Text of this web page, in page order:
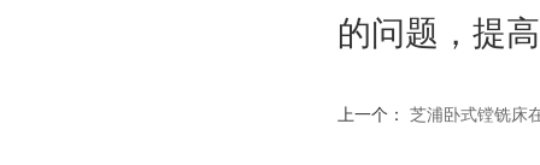
的问题，提
上一个： 芝浦卧式镗铣床